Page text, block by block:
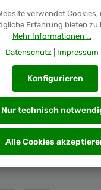
verwendet Cookies,
Erfahrung bieten zu
Mehr Informationen ...
Datenschutz
Impressum
Nur technisch
Konfigurieren
Alle Cookies